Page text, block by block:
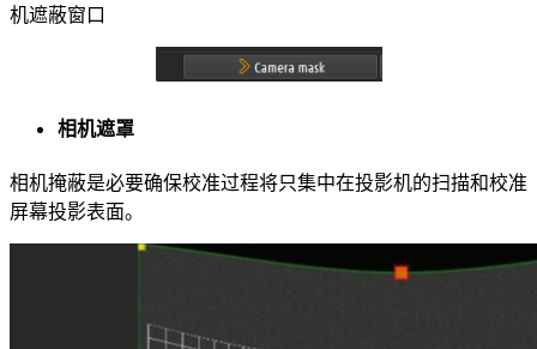
机遮蔽窗口
相机遮罩
相机掩蔽是必要确保校准过程将只集中在投影机的扫描和校准
屏幕投影表面。